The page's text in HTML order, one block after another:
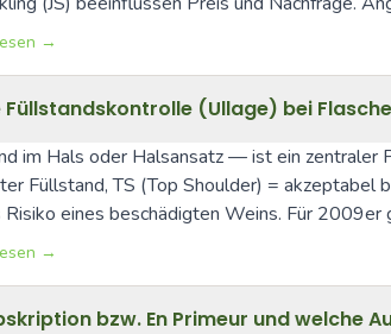
→
(Ullage) bei
im Hals oder Halsansatz — ist ein zentraler
Füllstand, TS (Top Shoulder) =
eines beschädigten Weins. Für
→
bzw. En Primeur und welche